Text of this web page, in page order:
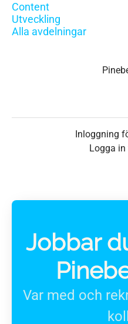
Content
Utveckling
Alla avdelningar
Inloggning
Logga
Jobbar
Var med och